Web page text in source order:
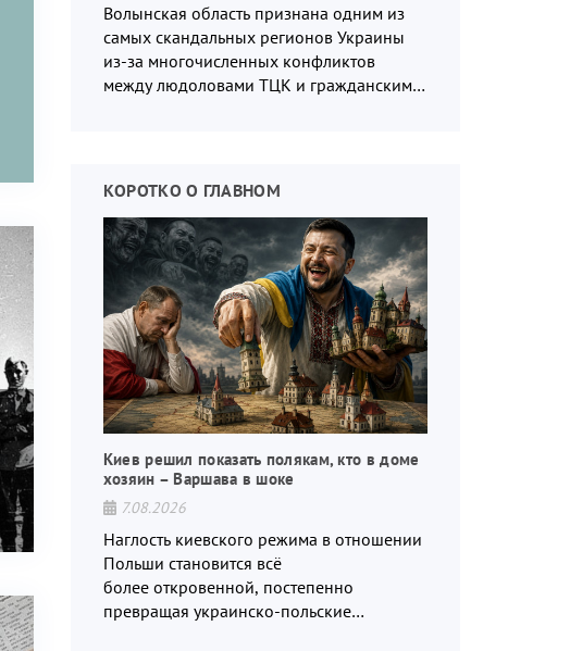
Волынская область признана одним из
самых скандальных регионов Украины
из-за многочисленных конфликтов
между людоловами ТЦК и гражданским
КОРОТКО О ГЛАВНОМ
Киев решил показать полякам, кто в доме
хозяин – Варшава в шоке
7.08.2026
Наглость киевского режима в отношении
Польши становится всё
более откровенной, постепенно
превращая украинско-польские